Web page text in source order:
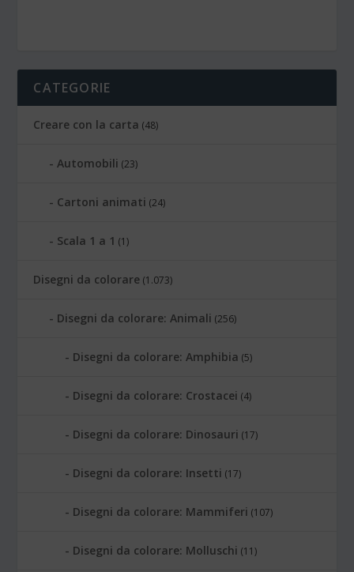
CATEGORIE
Creare con la carta (48)
Automobili (23)
Cartoni animati (24)
Scala 1 a 1 (1)
Disegni da colorare (1.073)
Disegni da colorare: Animali (256)
Disegni da colorare: Amphibia (5)
Disegni da colorare: Crostacei (4)
Disegni da colorare: Dinosauri (17)
Disegni da colorare: Insetti (17)
Disegni da colorare: Mammiferi (107)
Disegni da colorare: Molluschi (11)